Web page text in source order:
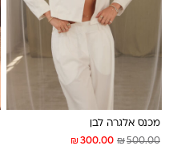
מכנס אלגרה לבן
₪300.00 ₪500.00